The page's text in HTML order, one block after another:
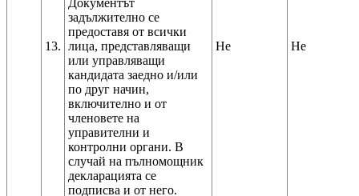
13.
задължително се
предоставя от всички
лица, представляващи
или управляващи
кандидата заедно и/или
по друг начин,
включително и от
членовете на
управителни и
контролни органи. В
случай на пълномощник
декларацията се
Не Не